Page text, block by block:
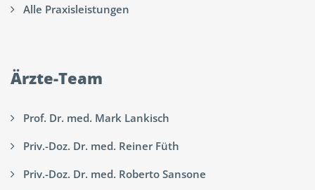
Alle Praxisleistungen
Ärzte-Team
Prof. Dr. med. Mark Lankisch
Priv.-Doz. Dr. med. Reiner Füth
Priv.-Doz. Dr. med. Roberto Sansone